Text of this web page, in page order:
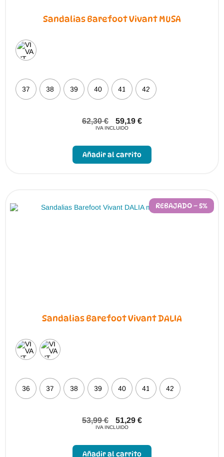
Sandalias Barefoot Vivant MUSA
37 38 39 40 41 42
62,30€ 59,19 €
IVA INCLUIDO
Añadir al carrito
se
pueden
elegir
REBAJADO – 5%
Sandalias Barefoot Vivant DALIA
36 37 38 39 40 41 42
53,99€ 51,29 €
IVA INCLUIDO
Añadir al carrito